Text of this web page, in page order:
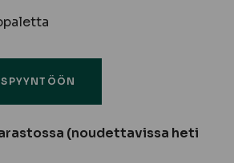
(noudettavissa heti